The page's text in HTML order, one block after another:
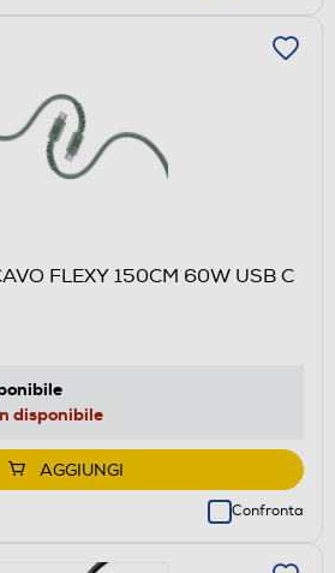
FLEXY 150CM 60W USB C
disponibile
AGGIUNGI
Confronta